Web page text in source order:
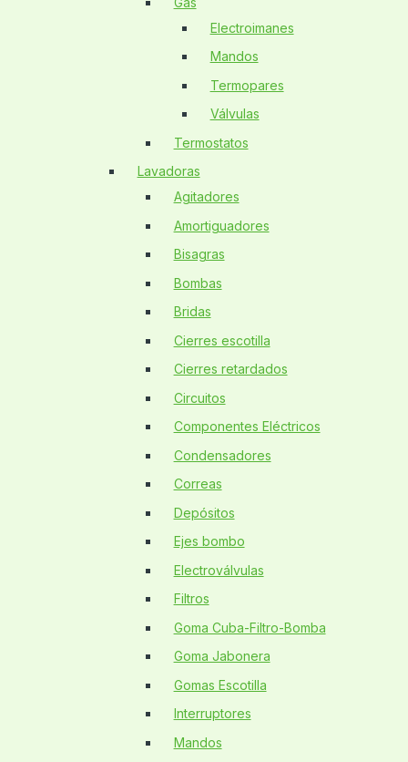
Electroimanes
Mandos
Termopares
Válvulas
Termostatos
Lavadoras
Agitadores
Amortiguadores
Bisagras
Bombas
Bridas
Cierres escotilla
Cierres retardados
Circuitos
Componentes Eléctricos
Condensadores
Correas
Depósitos
Ejes bombo
Electroválvulas
Filtros
Goma Cuba-Filtro-Bomba
Goma Jabonera
Gomas Escotilla
Interruptores
Mandos